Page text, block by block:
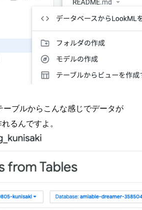
ブルからこんな感じでデータが
るんですよ。